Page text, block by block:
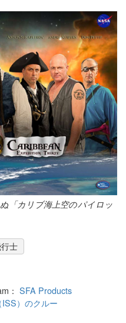
「カリブ海上空のパイロッ
士
：SFA Products
）のクルー